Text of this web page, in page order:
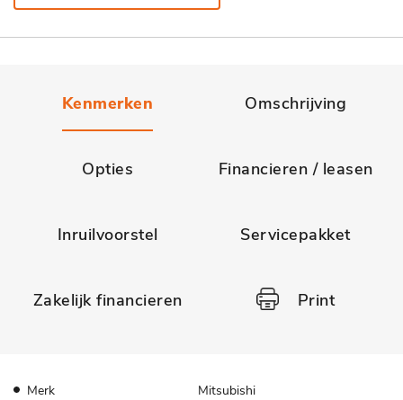
Kenmerken Omschrijving
Opties Financieren / leasen
Inruilvoorstel Servicepakket
Zakelijk financieren Print
Merk
Mitsubishi